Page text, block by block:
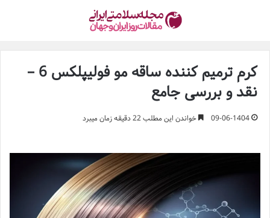
کرم ترمیم کننده ساقه مو فولیپلکس 6 –
نقد و بررسی جامع
09-06-1404 خواندن این مطلب 22 دقیقه زمان میبرد